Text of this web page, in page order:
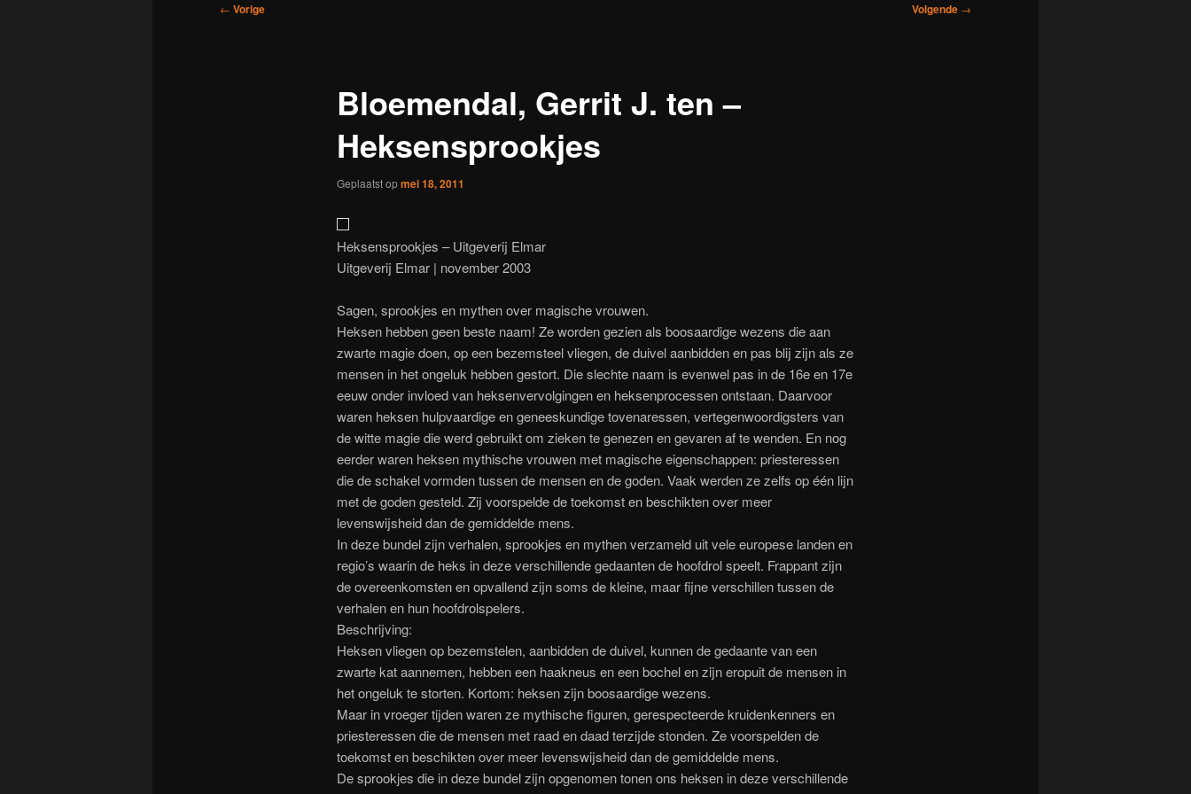
Bericht
← Vorige Volgende →
Bloemendal, Gerrit J. ten –
Heksensprookjes
Geplaatst opmei 18, 2011
Heksensprookjes – Uitgeverij Elmar
Uitgeverij Elmar | november 2003
Sagen, sprookjes en mythen over magische vrouwen.
Heksen hebben geen beste naam! Ze worden gezien als boosaardige wezens die aan
zwarte magie doen, op een bezemsteel vliegen, de duivel aanbidden en pas blij zijn als ze
mensen in het ongeluk hebben gestort. Die slechte naam is evenwel pas in de 16e en 17e
eeuw onder invloed van heksenvervolgingen en heksenprocessen ontstaan. Daarvoor
waren heksen hulpvaardige en geneeskundige tovenaressen, vertegenwoordigsters van
de witte magie die werd gebruikt om zieken te genezen en gevaren af te wenden. En nog
eerder waren heksen mythische vrouwen met magische eigenschappen: priesteressen
die de schakel vormden tussen de mensen en de goden. Vaak werden ze zelfs op één lijn
met de goden gesteld. Zij voorspelde de toekomst en beschikten over meer
levenswijsheid dan de gemiddelde mens.
In deze bundel zijn verhalen, sprookjes en mythen verzameld uit vele europese landen en
regio’s waarin de heks in deze verschillende gedaanten de hoofdrol speelt. Frappant zijn
de overeenkomsten en opvallend zijn soms de kleine, maar fijne verschillen tussen de
verhalen en hun hoofdrolspelers.
Beschrijving:
Heksen vliegen op bezemstelen, aanbidden de duivel, kunnen de gedaante van een
zwarte kat aannemen, hebben een haakneus en een bochel en zijn eropuit de mensen in
het ongeluk te storten. Kortom: heksen zijn boosaardige wezens.
Maar in vroeger tijden waren ze mythische figuren, gerespecteerde kruidenkenners en
priesteressen die de mensen met raad en daad terzijde stonden. Ze voorspelden de
toekomst en beschikten over meer levenswijsheid dan de gemiddelde mens.
De sprookjes die in deze bundel zijn opgenomen tonen ons heksen in deze verschillende